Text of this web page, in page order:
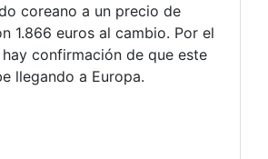
coreano a un precio de
1.866 euros al cambio. Por el
confirmación de que este
llegando a Europa.